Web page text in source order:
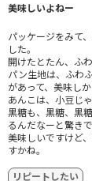
美味しいよねー
パッケージをみて
した。
開けたとたん、ふ
パン生地は、ふわ
があって、美味しか
あんこは、小豆じ
黒糖も、黒糖、黒
るんだなーと驚きで
美味しいですけど
すかね。
リピートしたい